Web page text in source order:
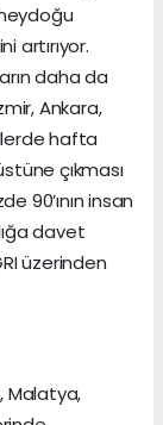
artırıyor.
daha da
Ankara,
hafta
çıkması
90’ının insan
davet
üzerinden
Malatya,